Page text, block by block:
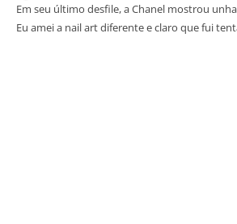
Em seu último desfile, a Chanel mostrou
Eu amei a nail art diferente e claro que fui